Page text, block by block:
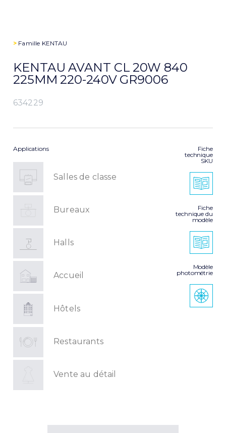
> Famille KENTAU
KENTAU AVANT CL 20W 840
225MM 220-240V GR9006
634229
Applications
Salles de classe
Bureaux
Halls
Accueil
Hôtels
Restaurants
Vente au détail
Fiche
technique
SKU
Fiche
technique du
modèle
Modèle
photométrie